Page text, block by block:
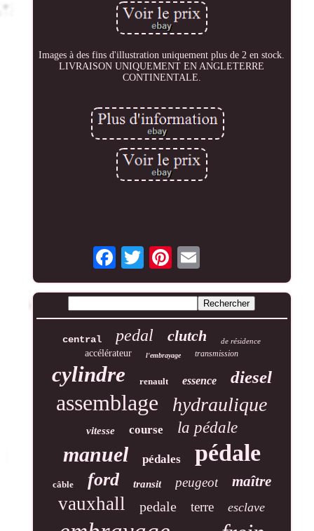
Images à des fins d'illustration uniquement plus de 2 en stock.
LIVRAISON UNIQUEMENT EN ANGLETERRE
CONTINENTALE.
central pedal clutch de résidence
accélérateur l'embrayage transmission
cylindre renault essence diesel
assemblage hydraulique
vitesse course la pédale
manuel pédales pédale
câble ford transit peugeot maître
vauxhall pedale terre esclave